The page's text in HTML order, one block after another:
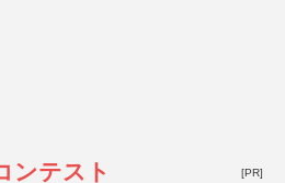
ンテスト [PR]